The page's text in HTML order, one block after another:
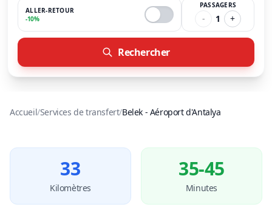
ALLER-RETOUR
-10%
PASSAGERS
- 1 +
Rechercher
Accueil/Services de transfert/Belek - Aéroport d'Antalya
33
Kilomètres
35-45
Minutes